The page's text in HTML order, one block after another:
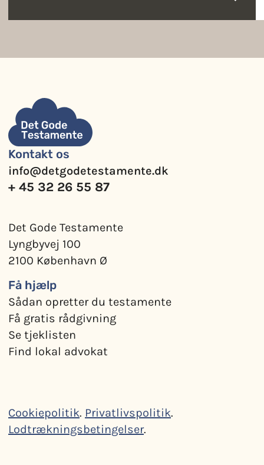
Kontakt os
info@detgodetestamente.dk
+ 45 32 26 55 87
Det Gode Testamente
Lyngbyvej 100
2100 København Ø
Få hjælp
Sådan opretter du testamente
Få gratis rådgivning
Se tjeklisten
Find lokal advokat
Cookiepolitik. Privatlivspolitik.
Lodtrækningsbetingelser.